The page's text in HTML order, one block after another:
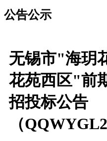
公告公示
无锡市"海玥
花苑西区"前
招投标公告
（